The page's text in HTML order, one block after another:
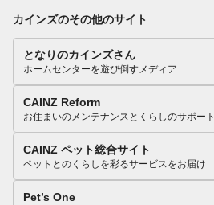
カインズのその他のサイト
となりのカインズさん
ホームセンターを遊び倒すメディア
CAINZ Reform
お住まいのメンテナンスとくらしのサポート
CAINZ ペット総合サイト
ペットとのくらしを彩るサービスをお届け
Pet’s One